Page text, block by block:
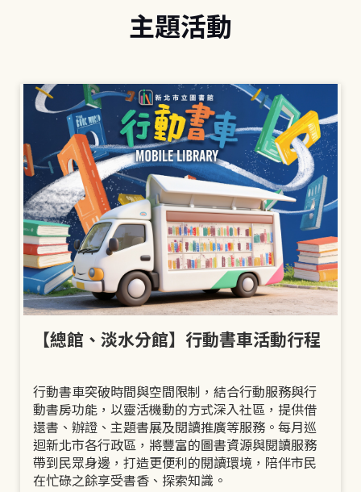
主題活動
【總館、淡水分館】行動書車活動行程
行動書車突破時間與空間限制，結合行動服務與行
動書房功能，以靈活機動的方式深入社區，提供借
還書、辦證、主題書展及閱讀推廣等服務。每月巡
迴新北市各行政區，將豐富的圖書資源與閱讀服務
帶到民眾身邊，打造更便利的閱讀環境，陪伴市民
在忙碌之餘享受書香、探索知識。